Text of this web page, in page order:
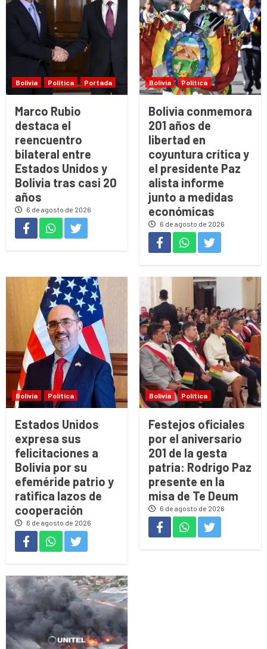
Bolivia Política Portada
Marco Rubio
destaca el
reencuentro
bilateral entre
Estados Unidos y
Bolivia tras casi 20
años
6 de agosto de 2026
Bolivia Política
Bolivia conmemora
201 años de
libertad en
coyuntura crítica y
el presidente Paz
alista informe
junto a medidas
económicas
6 de agosto de 2026
Bolivia Política
Estados Unidos
expresa sus
felicitaciones a
Bolivia por su
efeméride patrio y
ratifica lazos de
cooperación
6 de agosto de 2026
Bolivia Política
Festejos oficiales
por el aniversario
201 de la gesta
patria: Rodrigo Paz
presente en la
misa de Te Deum
6 de agosto de 2026